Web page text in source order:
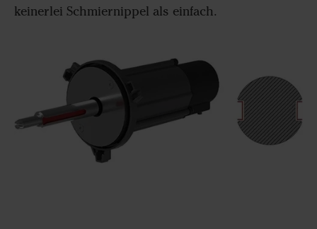
keinerlei Schmiernippel als einfach.